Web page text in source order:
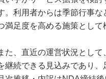
。利用者からは季節行事
満足度を高める施策として
た、直近の運営状況とし
継続できる見込みであり